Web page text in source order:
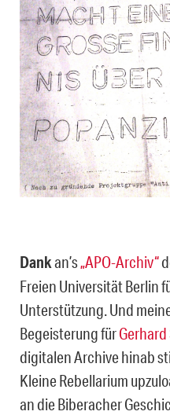
Dankan’s„APO-Archiv“
Freien Universität Berlin
Unterstützung. Und
Begeisterung für
digitalen Archive hinab
Kleine Rebellarium
an die Biberacher